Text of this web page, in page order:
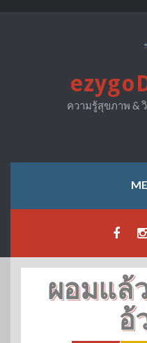
ความรู้สุขภาพ &
ผอมแล้
อ้